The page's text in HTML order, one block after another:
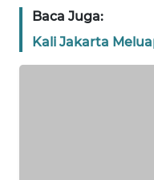
Baca Juga:
Kali Jakarta
WN